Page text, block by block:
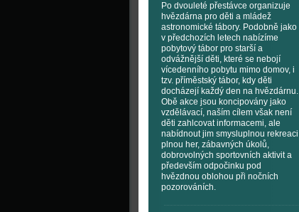
Po dvouleté přestávce organizuje
hvězdárna pro děti a mládež
astronomické tábory. Podobně jako
v předchozích letech nabízíme
pobytový tábor pro starší a
odvážnější děti, které se nebojí
vícedenního pobytu mimo domov, i
tzv. příměstský tábor, kdy děti
docházejí každý den na hvězdárnu.
Obě akce jsou koncipovány jako
vzdělávací, naším cílem však není
děti zahlcovat informacemi, ale
nabídnout jim smysluplnou rekreaci
plnou her, zábavných úkolů,
dobrovolných sportovních aktivit a
především odpočinku pod
hvězdnou oblohou při nočních
pozorováních.